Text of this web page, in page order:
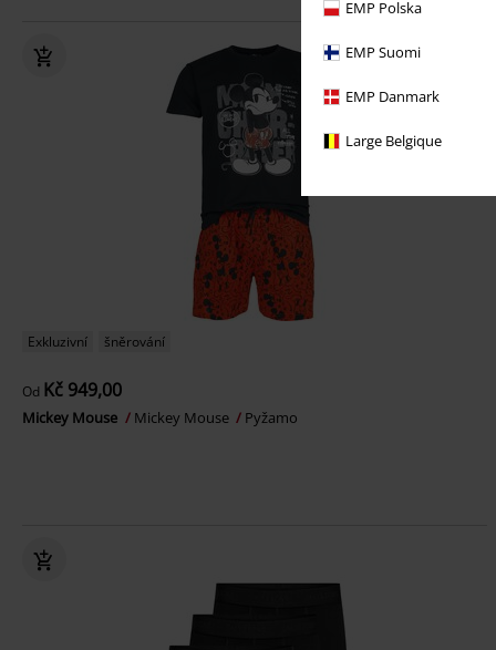
EMP Polska
EMP Suomi
EMP Danmark
Large Belgique
Exkluzivní šněrování
Od Kč 949,00
Mickey Mouse Mickey Mouse Pyžamo